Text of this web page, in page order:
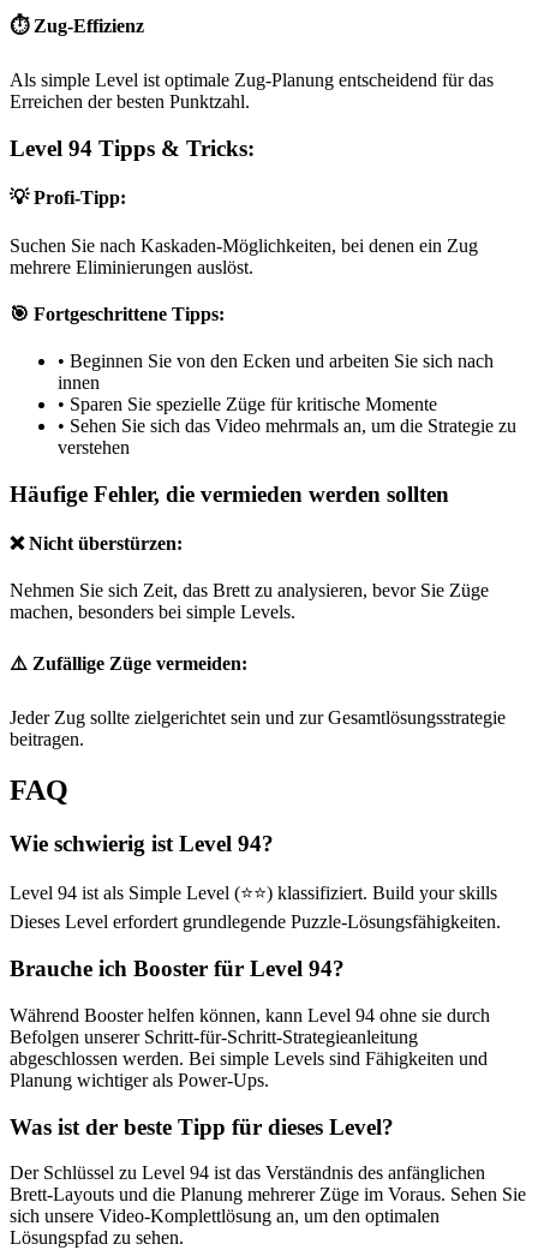
⏱️ Zug-Effizienz
Als simple Level ist optimale Zug-Planung entscheidend für das
Erreichen der besten Punktzahl.
Level 94 Tipps & Tricks:
💡 Profi-Tipp:
Suchen Sie nach Kaskaden-Möglichkeiten, bei denen ein Zug
mehrere Eliminierungen auslöst.
🎯 Fortgeschrittene Tipps:
• Beginnen Sie von den Ecken und arbeiten Sie sich nach
innen
• Sparen Sie spezielle Züge für kritische Momente
• Sehen Sie sich das Video mehrmals an, um die Strategie zu
verstehen
Häufige Fehler, die vermieden werden sollten
❌ Nicht überstürzen:
Nehmen Sie sich Zeit, das Brett zu analysieren, bevor Sie Züge
machen, besonders bei simple Levels.
⚠️ Zufällige Züge vermeiden:
Jeder Zug sollte zielgerichtet sein und zur Gesamtlösungsstrategie
beitragen.
FAQ
Wie schwierig ist Level 94?
Level 94 ist als Simple Level (⭐⭐) klassifiziert. Build your skills
Dieses Level erfordert grundlegende Puzzle-Lösungsfähigkeiten.
Brauche ich Booster für Level 94?
Während Booster helfen können, kann Level 94 ohne sie durch
Befolgen unserer Schritt-für-Schritt-Strategieanleitung
abgeschlossen werden. Bei simple Levels sind Fähigkeiten und
Planung wichtiger als Power-Ups.
Was ist der beste Tipp für dieses Level?
Der Schlüssel zu Level 94 ist das Verständnis des anfänglichen
Brett-Layouts und die Planung mehrerer Züge im Voraus. Sehen Sie
sich unsere Video-Komplettlösung an, um den optimalen
Lösungspfad zu sehen.